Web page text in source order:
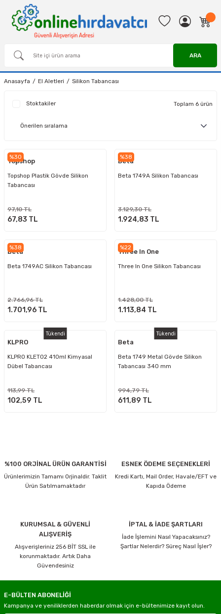
ARA
Anasayfa El Aletleri Silikon Tabancası
Stoktakiler Toplam 6 ürün
%30
Topshop
Topshop Plastik Gövde Silikon
Tabancası
97,10 TL
67,83 TL
%38
Beta
Beta 1749A Silikon Tabancası
3.129,30 TL
1.924,83 TL
%38
Beta
Beta 1749AC Silikon Tabancası
2.766,96 TL
1.701,96 TL
%22
Three In One
Three In One Silikon Tabancası
1.428,00 TL
1.113,84 TL
Tükendi
KLPRO
KLPRO KLET02 410ml Kimyasal
Dübel Tabancası
113,99 TL
102,59 TL
Tükendi
Beta
Beta 1749 Metal Gövde Silikon
Tabancası 340 mm
994,79 TL
611,89 TL
%100 ORJİNAL ÜRÜN GARANTİSİ
Ürünlerimizin Tamamı Orjinaldir. Taklit
Ürün Satılmamaktadır
ESNEK ÖDEME SEÇENEKLERİ
Kredi Kartı, Mail Order, Havale/EFT ve
Kapıda Ödeme
KURUMSAL & GÜVENLİ
ALIŞVERİŞ
Alışverişleriniz 256 BİT SSL ile
korunmaktadır. Artık Daha
Güvendesiniz
İPTAL & İADE ŞARTLARI
İade İşlemini Nasıl Yapacaksınız?
Şartlar Nelerdir? Süreç Nasıl İşler?
E-BÜLTEN ABONELİĞİ
Kampanya ve yeniliklerden haberdar olmak için e-bültenimize kayıt olun.